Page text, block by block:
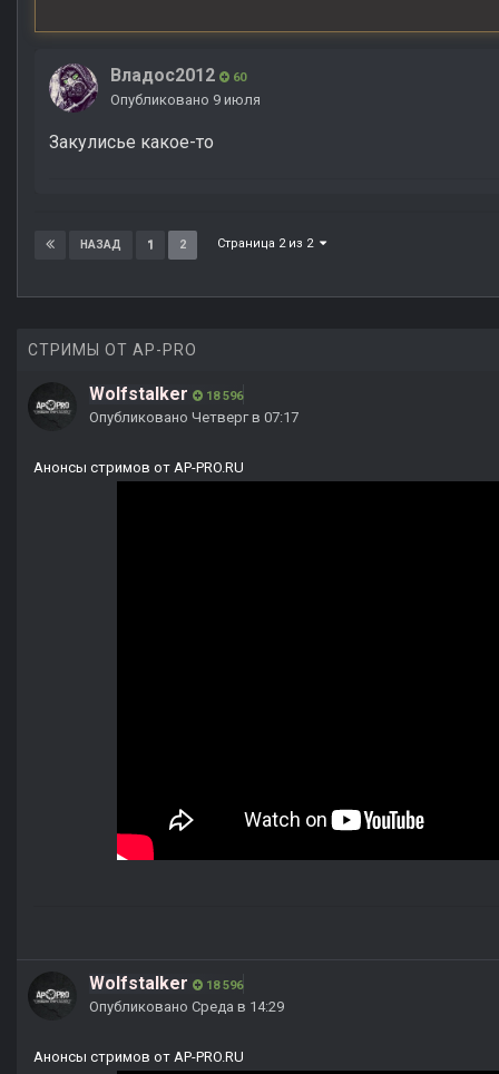
Владос2012 60
Опубликовано 9 июля
Закулисье какое-то
НАЗАД 1 2 Страница 2 из 2
СТРИМЫ ОТ AP-PRO
Wolfstalker 18 596
Опубликовано Четверг в 07:17
Анонсы стримов от AP-PRO.RU
Wolfstalker 18 596
Опубликовано Среда в 14:29
Анонсы стримов от AP-PRO.RU